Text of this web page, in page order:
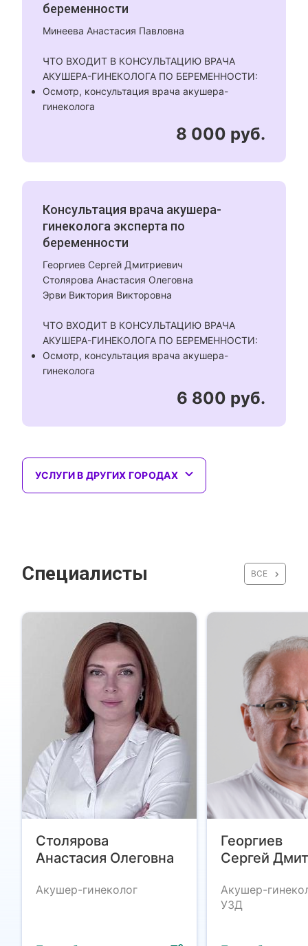
беременности
Минеева Анастасия Павловна
ЧТО ВХОДИТ В КОНСУЛЬТАЦИЮ ВРАЧА
АКУШЕРА-ГИНЕКОЛОГА ПО БЕРЕМЕННОСТИ:
Осмотр, консультация врача акушера-
гинеколога
8 000 руб.
Консультация врача акушера-
гинеколога эксперта по
беременности
Георгиев Сергей Дмитриевич
Столярова Анастасия Олеговна
Эрви Виктория Викторовна
ЧТО ВХОДИТ В КОНСУЛЬТАЦИЮ ВРАЧА
АКУШЕРА-ГИНЕКОЛОГА ПО БЕРЕМЕННОСТИ:
Осмотр, консультация врача акушера-
гинеколога
6 800 руб.
УСЛУГИ В ДРУГИХ ГОРОДАХ
Специалисты ВСЕ
Столярова
Анастасия Олеговна
Акушер-гинеколог
Георгиев
Сергей
Акушер-
УЗД